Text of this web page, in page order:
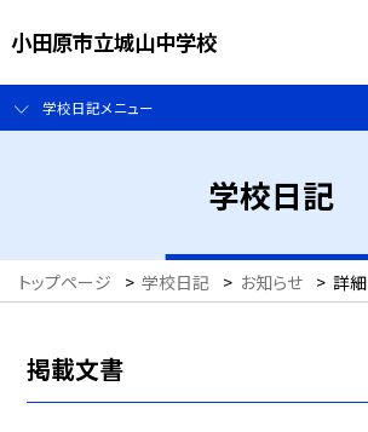
小田原市立城山中学校
学校日記メニュー
学校日記
トップページ > 学校日記 > お知らせ > 詳細
掲載文書